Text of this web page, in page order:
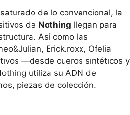
de lo convencional, la
de Nothing llegan para
Así como las
Erick.roxx, Ofelia
—desde cueros sintéticos y
utiliza su ADN de
piezas de colección.